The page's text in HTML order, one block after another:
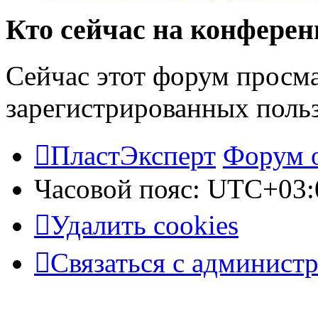
Кто сейчас на
Сейчас этот форум
зарегистрированных
ПластЭксперт Форум
Часовой пояс:
Удалить cookies
Связаться с